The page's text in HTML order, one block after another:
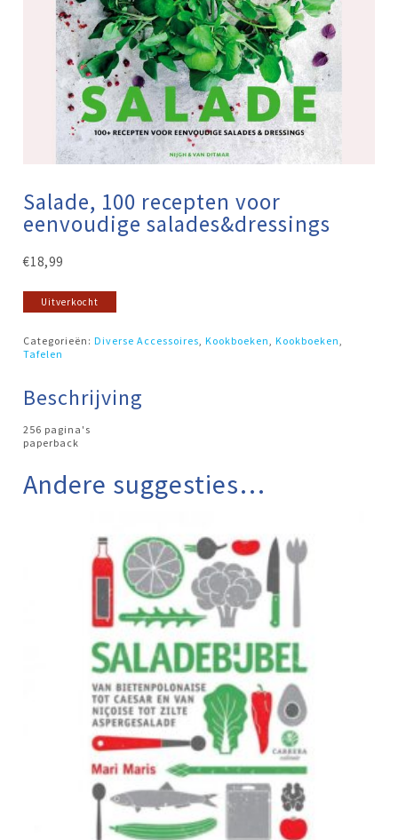
Salade, 100 recepten voor
eenvoudige salades&dressings
€18,99
Uitverkocht
Categorieën:Diverse Accessoires ,Kookboeken ,Kookboeken
Tafelen
Beschrijving
256 pagina's
paperback
Andere suggesties…